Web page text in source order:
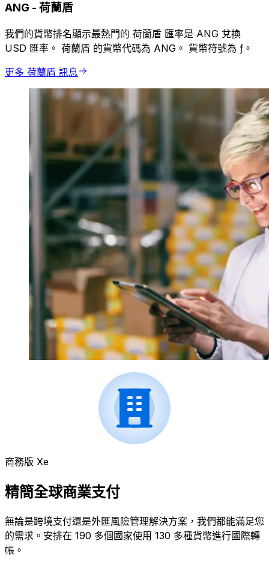
ANG - 荷蘭盾
我們的貨幣排名顯示最熱門的 荷蘭盾 匯率是 ANG 兌換
USD 匯率。 荷蘭盾 的貨幣代碼為 ANG。 貨幣符號為 ƒ。
更多 荷蘭盾 訊息
商務版 Xe
精簡全球商業支付
無論是跨境支付還是外匯風險管理解決方案，我們都能滿足您
的需求。安排在 190 多個國家使用 130 多種貨幣進行國際轉
帳。